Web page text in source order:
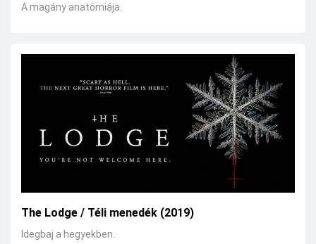
A magány anatómiája.
The Lodge / Téli menedék (2019)
Idegbaj a hegyekben.